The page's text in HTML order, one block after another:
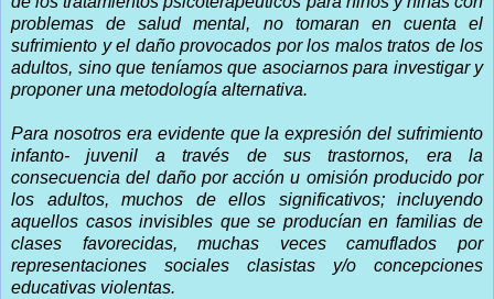
problemas de salud mental, no tomaran en cuenta el
sufrimiento y el daño provocados por los malos tratos de los
adultos, sino que teníamos que asociarnos para investigar y
proponer una metodología alternativa.
Para nosotros era evidente que la expresión del sufrimiento
infanto- juvenil a través de sus trastornos, era la
consecuencia del daño por acción u omisión producido por
los adultos, muchos de ellos significativos; incluyendo
aquellos casos invisibles que se producían en familias de
clases favorecidas, muchas veces camuflados por
representaciones sociales clasistas y/o concepciones
educativas violentas.